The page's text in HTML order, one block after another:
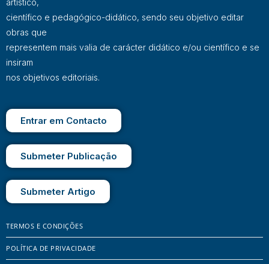
artístico,
científico e pedagógico-didático, sendo seu objetivo editar
obras que
representem mais valia de carácter didático e/ou científico e se
insiram
nos objetivos editoriais.
Entrar em Contacto
Submeter Publicação
Submeter Artigo
TERMOS E CONDIÇÕES
POLÍTICA DE PRIVACIDADE